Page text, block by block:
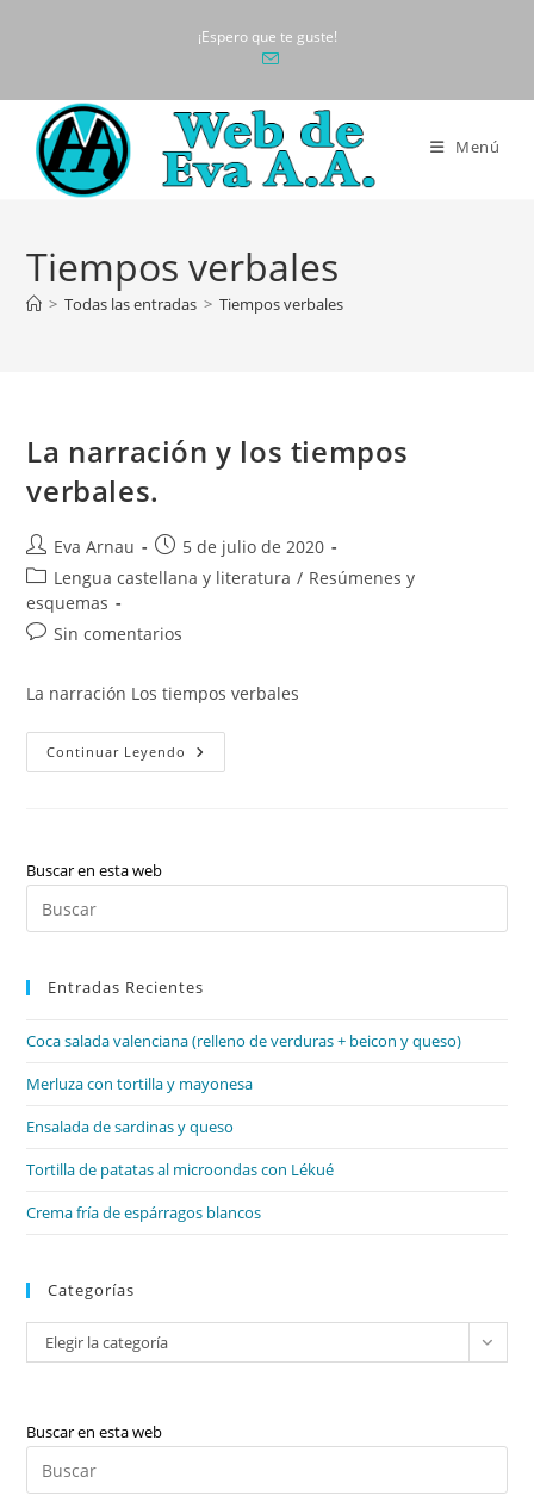
¡Espero que te guste!
Menú
Tiempos verbales
> Todas las entradas > Tiempos verbales
La narración y los tiempos
verbales.
Autor
de
la
entrada:
Eva Arnau
Publicación
de
5 de julio de 2020
Categoría
de
la
Lengua castellana y literatura / Resúmenes y
esquemas
Comentarios
la
entrada:
Sin comentarios
La narración Los tiempos verbales
Continuar Leyendo La
Narración
Buscar en esta web
Entradas Recientes
Coca salada valenciana (relleno de verduras + beicon y queso)
Merluza con tortilla y mayonesa
Ensalada de sardinas y queso
Tortilla de patatas al microondas con Lékué
Crema fría de espárragos blancos
Categorías
Categorías
Elegir la categoría
Buscar en esta web